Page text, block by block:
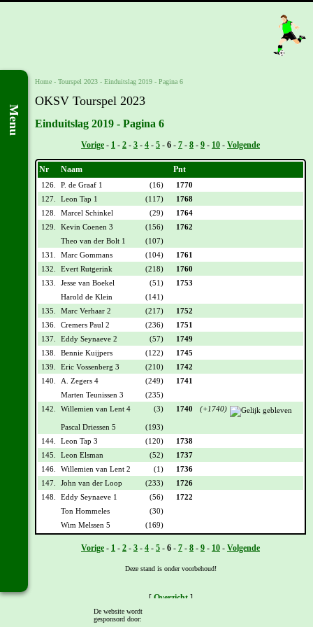
Menu
Home - Tourspel 2023 - Einduitslag 2019 - Pagina 6
OKSV Tourspel 2023
Einduitslag 2019 - Pagina 6
Vorige - 1 - 2 - 3 - 4 - 5 - 6 - 7 - 8 - 9 - 10 - Volgende
Nr Naam Pnt
126. P. de Graaf 1 (16)
1770
127.
Leon Tap 1 (117)
1768
128.
Marcel Schinkel (29)
1764
129.
Kevin Coenen 3 (156)
1762
Theo van der Bolt 1
(107)
131.
Marc Gommans (104)
1761
132.
Evert Rutgerink (218)
1760
133.
Jesse van Boekel (51)
1753
Harold de Klein
(141)
135.
Marc Verhaar 2 (217)
1752
136.
Cremers Paul 2 (236)
1751
137.
Eddy Seynaeve 2 (57)
1749
138.
Bennie Kuijpers (122)
1745
139.
Eric Vossenberg 3 (210)
1742
140.
A. Zegers 4 (249)
1741
Marten Teunissen 3
(235)
142.
Willemien van Lent 4 (3) 1740 (+1740)
Pascal Driessen 5
(193)
144.
Leon Tap 3 (120)
1738
145.
Leon Elsman (52)
1737
146.
Willemien van Lent 2 (1)
1736
147.
John van der Loop (233)
1726
148.
Eddy Seynaeve 1 (56)
1722
Ton Hommeles
(30)
Wim Melssen 5
(169)
Vorige - 1 - 2 - 3 - 4 - 5 - 6 - 7 - 8 - 9 - 10 - Volgende
Deze stand is onder voorbehoud!
[ Overzicht]
De website wordt
gesponsord door: